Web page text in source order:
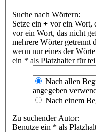
Suche nach Wörtern:
Setze ein + vor ein Wort,
vor ein Wort, das nicht
mehrere Wörter getrennt
wenn nur eines der
ein * als Platzhalter für
Nach allen
angegeben
Nach einem
Zu suchender Autor:
Benutze ein * als